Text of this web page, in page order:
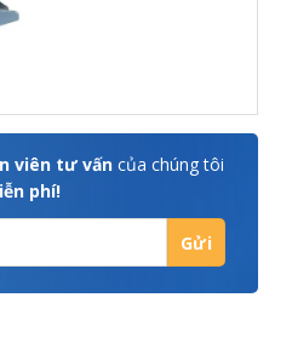
viên tư vấn của chúng tôi
phí!